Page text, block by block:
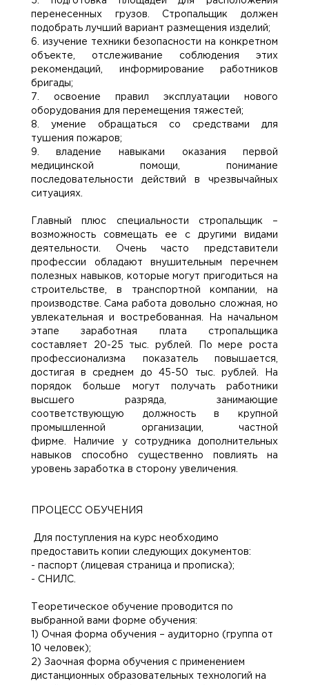
перенесенных грузов. Стропальщик должен
подобрать лучший вариант размещения изделий;
6. изучение техники безопасности на конкретном
объекте, отслеживание соблюдения этих
рекомендаций, информирование работников
бригады;
7. освоение правил эксплуатации нового
оборудования для перемещения тяжестей;
8. умение обращаться со средствами для
тушения пожаров;
9. владение навыками оказания первой
медицинской помощи, понимание
последовательности действий в чрезвычайных
ситуациях.
Главный плюс специальности стропальщик –
возможность совмещать ее с другими видами
деятельности. Очень часто представители
профессии обладают внушительным перечнем
полезных навыков, которые могут пригодиться на
строительстве, в транспортной компании, на
производстве. Сама работа довольно сложная, но
увлекательная и востребованная. На начальном
этапе заработная плата стропальщика
составляет 20-25 тыс. рублей. По мере роста
профессионализма показатель повышается,
достигая в среднем до 45-50 тыс. рублей. На
порядок больше могут получать работники
высшего разряда, занимающие
соответствующую должность в крупной
промышленной организации, частной
фирме. Наличие у сотрудника дополнительных
навыков способно существенно повлиять на
уровень заработка в сторону увеличения.
ПРОЦЕСС ОБУЧЕНИЯ
Для поступления на курс необходимо
предоставить копии следующих документов:
- паспорт (лицевая страница и прописка);
- СНИЛС.
Теоретическое обучение проводится по
выбранной вами форме обучения:
1) Очная форма обучения – аудиторно (группа от
10 человек);
2) Заочная форма обучения с применением
дистанционных образовательных технологий на